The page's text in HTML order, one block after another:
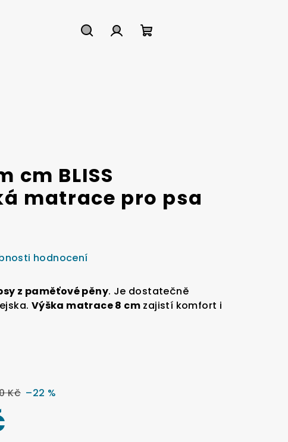
cm BLISS
matrace pro psa
hodnocení
z paměťové pěny. Je dostatečně
Výška matrace 8 cm zajistí komfort i
Kč –22 %